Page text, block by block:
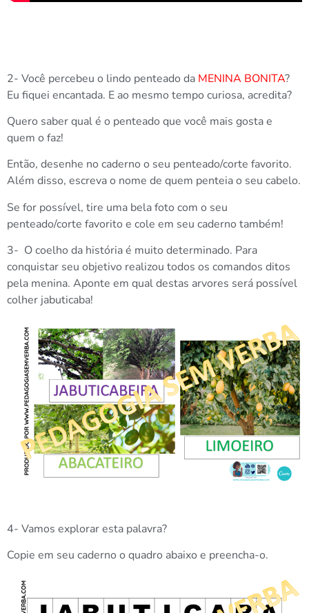
2- Você percebeu o lindo penteado da MENINA BONITA?
Eu fiquei encantada. E ao mesmo tempo curiosa, acredita?
Quero saber qual é o penteado que você mais gosta e
quem o faz!
Então, desenhe no caderno o seu penteado/corte favorito.
Além disso, escreva o nome de quem penteia o seu cabelo.
Se for possível, tire uma bela foto com o seu
penteado/corte favorito e cole em seu caderno também!
3- O coelho da história é muito determinado. Para
conquistar seu objetivo realizou todos os comandos ditos
pela menina. Aponte em qual destas arvores será possível
colher jabuticaba!
4- Vamos explorar esta palavra?
Copie em seu caderno o quadro abaixo e preencha-o.